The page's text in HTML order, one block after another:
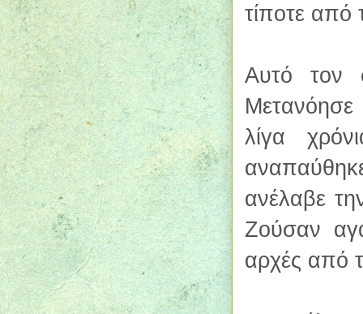
τίποτε
Αυτό τον
Μετανόησε
λίγα
ανέλαβε
Ζούσαν
αρχές από